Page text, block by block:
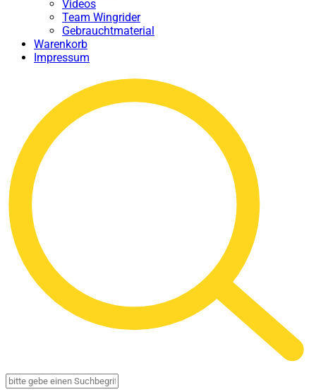
Videos
Team Wingrider
Gebrauchtmaterial
Warenkorb
Impressum